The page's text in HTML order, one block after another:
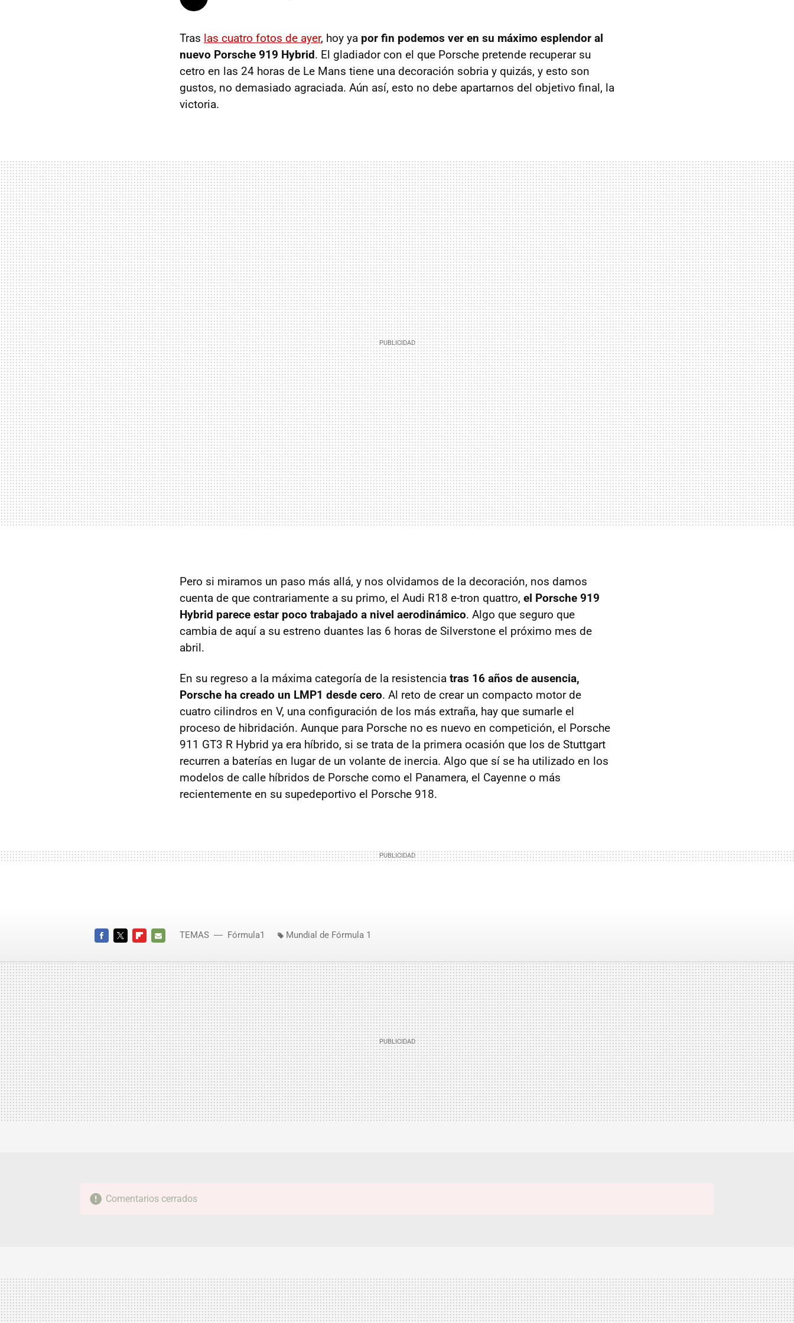
Tras las cuatro fotos de ayer, hoy ya por fin podemos ver en su máximo esplendor al
nuevo Porsche 919 Hybrid. El gladiador con el que Porsche pretende recuperar su
cetro en las 24 horas de Le Mans tiene una decoración sobria y quizás, y esto son
gustos, no demasiado agraciada. Aún así, esto no debe apartarnos del objetivo final, la
victoria.
Pero si miramos un paso más allá, y nos olvidamos de la decoración, nos damos
cuenta de que contrariamente a su primo, el Audi R18 e-tron quattro, el Porsche 919
Hybrid parece estar poco trabajado a nivel aerodinámico. Algo que seguro que
cambia de aquí a su estreno duantes las 6 horas de Silverstone el próximo mes de
abril.
En su regreso a la máxima categoría de la resistencia tras 16 años de ausencia,
Porsche ha creado un LMP1 desde cero. Al reto de crear un compacto motor de
cuatro cilindros en V, una configuración de los más extraña, hay que sumarle el
proceso de hibridación. Aunque para Porsche no es nuevo en competición, el Porsche
911 GT3 R Hybrid ya era híbrido, si se trata de la primera ocasión que los de Stuttgart
recurren a baterías en lugar de un volante de inercia. Algo que sí se ha utilizado en los
modelos de calle híbridos de Porsche como el Panamera, el Cayenne o más
recientemente en su supedeportivo el Porsche 918.
MAIL
TEMAS Fórmula1 Mundial de Fórmula 1
Comentarios cerrados